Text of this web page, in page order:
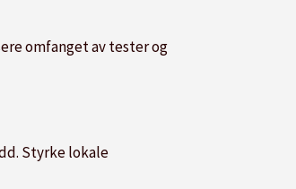
omfanget av tester og
Styrke lokale